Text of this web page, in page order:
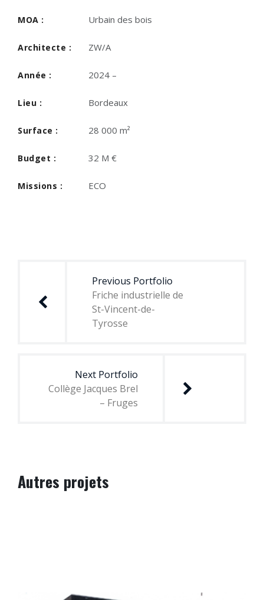
MOA : Urbain des bois
Architecte : ZW/A
Année : 2024 –
Lieu : Bordeaux
Surface : 28 000 m²
Budget : 32 M €
Missions : ECO
l’article
Previous Portfolio
Friche industrielle de
St-Vincent-de-
Tyrosse
Next Portfolio
Collège Jacques Brel
– Fruges
Autres projets